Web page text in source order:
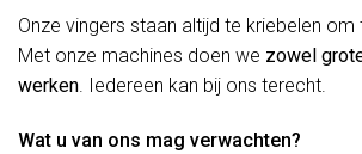
Onze vingers staan altijd te kriebelen om
Met onze machines doen we zowel
werken. Iedereen kan bij ons terecht.
Wat u van ons mag verwachten?